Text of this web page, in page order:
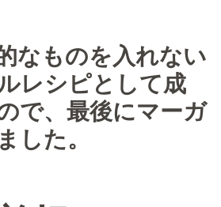
なものを入れない
レシピとして成
で、最後にマーガ
した。